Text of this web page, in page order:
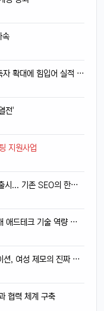
속
뉴욕타임스, 디지털 광고 12.4% 증가… 구독자 확대에 힘입어 실적 호조
전'
지원사업
R/GA, AI 시대에 맞춘 검색 최적화 플랫폼 출시... 기존 SEO의 한계를 넘는 ‘AI 서치 최적화 도구’ 선보여
넥센, AI 기반 통합 광고 플랫폼 ‘넥스AI’ 공개 애드테크 기술 역량 대폭 강화
있는 그대로, 어디든지"… 윌킨슨 소드 인튜이션, 여성 제모의 진짜 현실을 말하다
협력 체계 구축
ㅋㅋ
ㅋ
임ㅋ